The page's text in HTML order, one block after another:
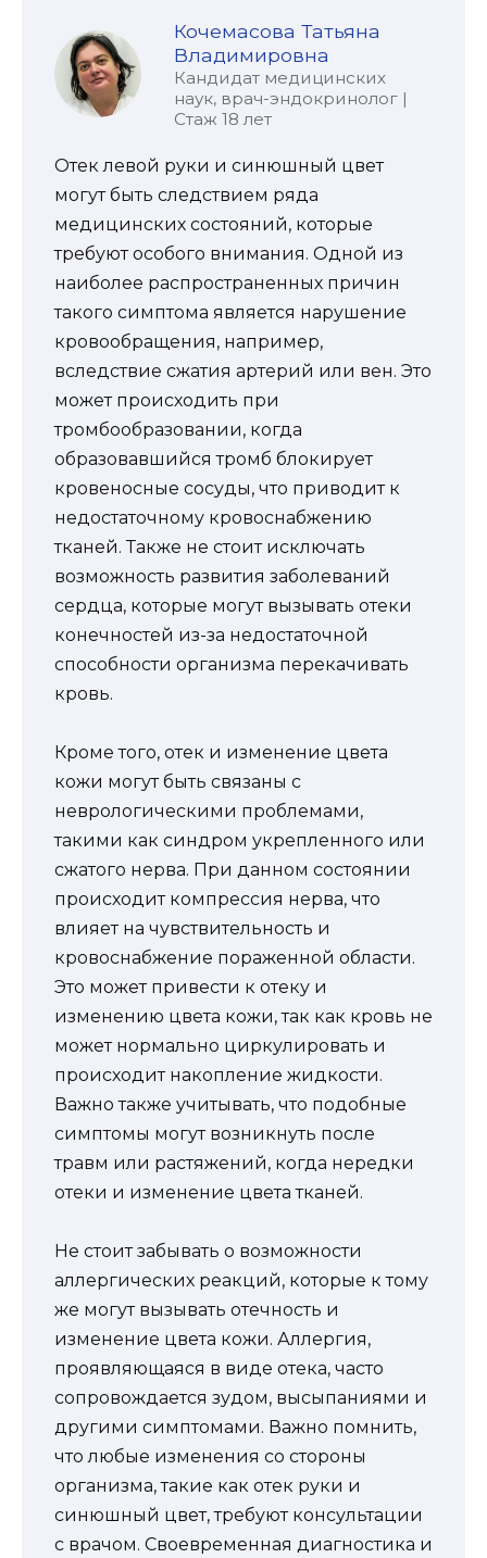
Кочемасова Татьяна
Владимировна
Кандидат медицинских
наук, врач-эндокринолог |
Стаж 18 лет
Отек левой руки и синюшный цвет
могут быть следствием ряда
медицинских состояний, которые
требуют особого внимания. Одной из
наиболее распространенных причин
такого симптома является нарушение
кровообращения, например,
вследствие сжатия артерий или вен. Это
может происходить при
тромбообразовании, когда
образовавшийся тромб блокирует
кровеносные сосуды, что приводит к
недостаточному кровоснабжению
тканей. Также не стоит исключать
возможность развития заболеваний
сердца, которые могут вызывать отеки
конечностей из-за недостаточной
способности организма перекачивать
кровь.
Кроме того, отек и изменение цвета
кожи могут быть связаны с
неврологическими проблемами,
такими как синдром укрепленного или
сжатого нерва. При данном состоянии
происходит компрессия нерва, что
влияет на чувствительность и
кровоснабжение пораженной области.
Это может привести к отеку и
изменению цвета кожи, так как кровь не
может нормально циркулировать и
происходит накопление жидкости.
Важно также учитывать, что подобные
симптомы могут возникнуть после
травм или растяжений, когда нередки
отеки и изменение цвета тканей.
Не стоит забывать о возможности
аллергических реакций, которые к тому
же могут вызывать отечность и
изменение цвета кожи. Аллергия,
проявляющаяся в виде отека, часто
сопровождается зудом, высыпаниями и
другими симптомами. Важно помнить,
что любые изменения со стороны
организма, такие как отек руки и
синюшный цвет, требуют консультации
с врачом. Своевременная диагностика и